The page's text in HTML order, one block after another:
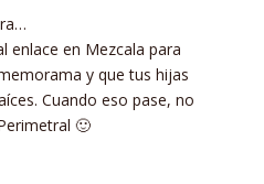
enlace en Mezcala para
y que tus hijas
Cuando eso pase, no
🙂